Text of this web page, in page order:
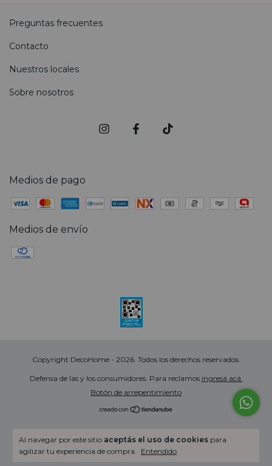
Al navegar por este sitio aceptás el uso de cookies para
agilizar tu experiencia de compra. Entendido
Preguntas frecuentes
Contacto
Nuestros locales
Sobre nosotros
Medios de pago
Medios de envío
Copyright DecoHome - 2026. Todos los derechos reservados.
Defensa de las y los consumidores. Para reclamos ingresá acá.
Botón de arrepentimiento